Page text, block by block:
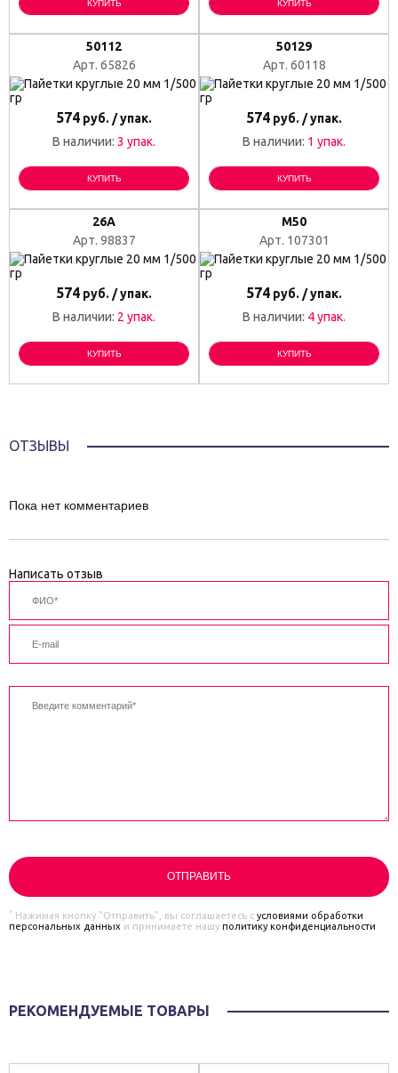
КУПИТЬ КУПИТЬ
50112
Арт. 65826
574 руб. / упак.
В наличии: 3 упак.
КУПИТЬ
50129
Арт. 60118
574 руб. / упак.
В наличии: 1 упак.
КУПИТЬ
26A
Арт. 98837
574 руб. / упак.
В наличии: 2 упак.
КУПИТЬ
M50
Арт. 107301
574 руб. / упак.
В наличии: 4 упак.
КУПИТЬ
ОТЗЫВЫ
Пока нет комментариев
Написать отзыв
* Нажимая кнопку "Отправить", вы соглашаетесь с условиями обработки
персональных данных и принимаете нашу политику конфиденциальности
РЕКОМЕНДУЕМЫЕ ТОВАРЫ